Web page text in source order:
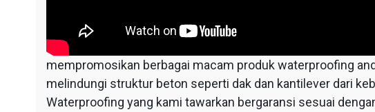
mempromosikan berbagai macam produk waterproofing
melindungi struktur beton seperti dak dan kantilever dari
Waterproofing yang kami tawarkan bergaransi sesuai